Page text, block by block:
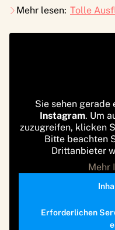
Mehr lesen: Tolle
Sie sehen gerade
Instagram. Um
zuzugreifen, klicken
Bitte beachten
Drittanbieter
Mehr
Erforderlichen